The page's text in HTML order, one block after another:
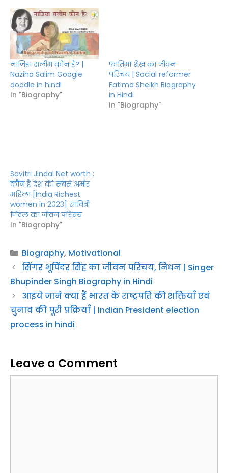
नाज़िहा सलीम कौन है? |
Naziha Salim Google
doodle in hindi
In "Biography"
परिचय | Social reformer
Fatima Sheikh Biography
in Hindi
In "Biography"
कौन है देश की सबसे अमीर
महिला [India Richest
women in 2023] सावित्री
जिंदल का जीवन परिचय
In "Biography"
सिंगर भूपिंदर सिंह का जीवन परिचय, निधन | Singer
Bhupinder Singh Biography in Hindi
आइये जाने क्या हैं भारत के राष्ट्रपति की शक्तियाँ एवं
चुनाव की पूरी प्रक्रियाँ | Indian President election
process in hindi
Comment